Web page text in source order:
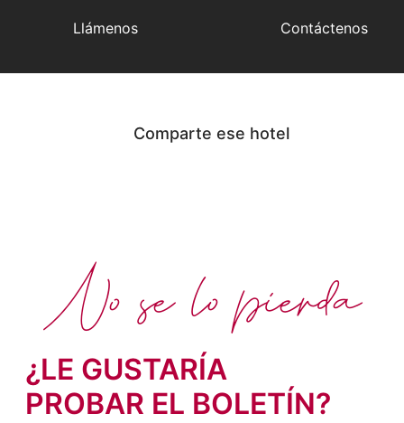
Llámenos Contáctenos
Comparte ese hotel
¿LE GUSTARÍA
PROBAR EL BOLETÍN?
No se lo pierda